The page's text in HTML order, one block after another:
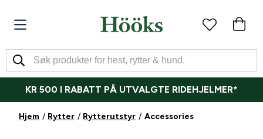
KR 500 I RABATT PÅ UTVALGTE RIDEHJELMER*
Hjem Rytter Rytterutstyr Accessories